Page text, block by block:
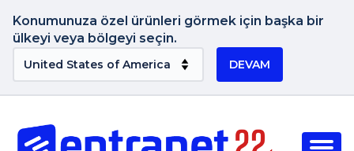
Konumunuza özel ürünleri görmek için başka bir
ülkeyi veya bölgeyi seçin.
DEVAM